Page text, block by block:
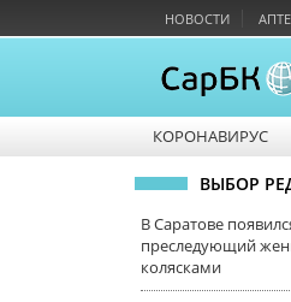
НОВОСТИ
КОРОНАВИРУС
ВЫБОР
В Саратове
преследующий
колясками